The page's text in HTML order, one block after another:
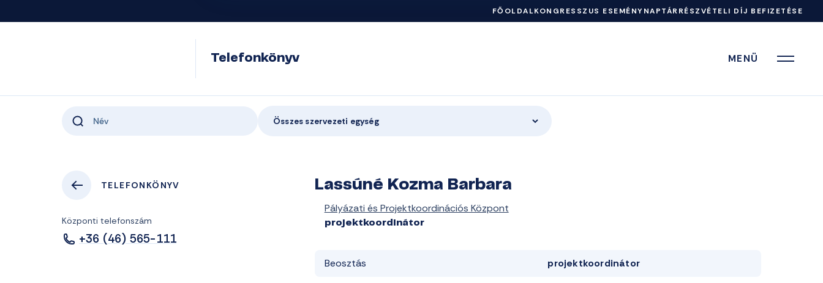
FŐOLDALKONGRESSZUS ESEMÉNYNAPTÁRRÉSZVÉTELI DÍJ BEFIZETÉSE
Telefonkönyv MENÜ
Összes szervezeti egység
TELEFONKÖNYV
Központi telefonszám
+36 (46) 565-111
Lassúné Kozma Barbara
Pályázati és Projektkoordinációs Központ
projektkoordinátor
Beosztás projektkoordinátor